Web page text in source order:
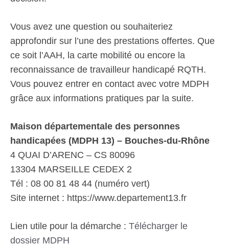
Vous avez une question ou souhaiteriez
approfondir sur l’une des prestations offertes. Que
ce soit l’AAH, la carte mobilité ou encore la
reconnaissance de travailleur handicapé RQTH.
Vous pouvez entrer en contact avec votre MDPH
grâce aux informations pratiques par la suite.
Maison départementale des personnes
handicapées (MDPH 13) – Bouches-du-Rhône
4 QUAI D’ARENC – CS 80096
13304 MARSEILLE CEDEX 2
Tél : 08 00 81 48 44 (numéro vert)
Site internet : https://www.departement13.fr
Lien utile pour la démarche : Télécharger le
dossier MDPH